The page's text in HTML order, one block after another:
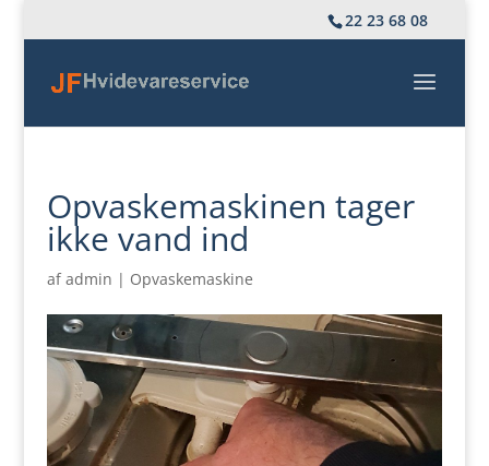
22 23 68 08
Opvaskemaskinen tager
ikke vand ind
afadmin | Opvaskemaskine